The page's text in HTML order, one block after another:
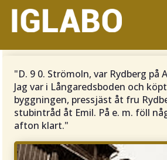
"D. 9 0. Strömoln, var Rydberg på
Jag var i Långaredsboden och
byggningen, pressjäst åt fru
stubintråd åt Emil. På e. m. föll
afton klart."